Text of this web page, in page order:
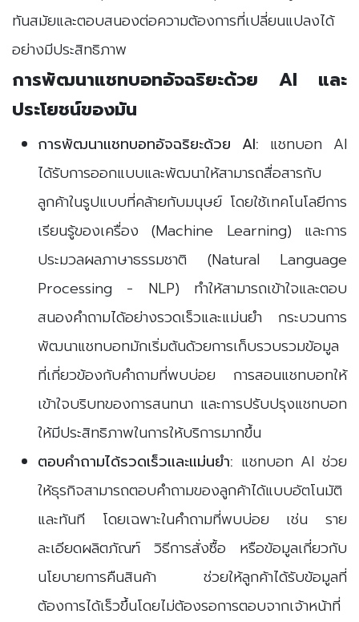
ทันสมัยและตอบสนองต่อความต้องการที่เปลี่ยนแปลงได้
อย่างมีประสิทธิภาพ
การพัฒนาแชทบอทอัจฉริยะด้วย AI และ
ประโยชน์ของมัน
การพัฒนาแชทบอทอัจฉริยะด้วย AI: แชทบอท AI
ได้รับการออกแบบและพัฒนาให้สามารถสื่อสารกับ
ลูกค้าในรูปแบบที่คล้ายกับมนุษย์ โดยใช้เทคโนโลยีการ
เรียนรู้ของเครื่อง (Machine Learning) และการ
ประมวลผลภาษาธรรมชาติ (Natural Language
Processing - NLP) ทำให้สามารถเข้าใจและตอบ
สนองคำถามได้อย่างรวดเร็วและแม่นยำ กระบวนการ
พัฒนาแชทบอทมักเริ่มต้นด้วยการเก็บรวบรวมข้อมูล
ที่เกี่ยวข้องกับคำถามที่พบบ่อย การสอนแชทบอทให้
เข้าใจบริบทของการสนทนา และการปรับปรุงแชทบอท
ให้มีประสิทธิภาพในการให้บริการมากขึ้น
ตอบคำถามได้รวดเร็วและแม่นยำ: แชทบอท AI ช่วย
ให้ธุรกิจสามารถตอบคำถามของลูกค้าได้แบบอัตโนมัติ
และทันที โดยเฉพาะในคำถามที่พบบ่อย เช่น ราย
ละเอียดผลิตภัณฑ์ วิธีการสั่งซื้อ หรือข้อมูลเกี่ยวกับ
นโยบายการคืนสินค้า ช่วยให้ลูกค้าได้รับข้อมูลที่
ต้องการได้เร็วขึ้นโดยไม่ต้องรอการตอบจากเจ้าหน้าที่